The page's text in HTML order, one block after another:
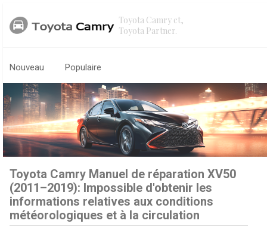
Toyota Camry et,
Toyota Partner.
Nouveau Populaire
Toyota Camry Manuel de réparation XV50
(2011–2019): Impossible d'obtenir les
informations relatives aux conditions
météorologiques et à la circulation